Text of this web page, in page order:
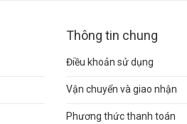
Thông tin chung
Điều khoản sử dụng
Vận chuyển và giao nhận
Phương thức thanh toán